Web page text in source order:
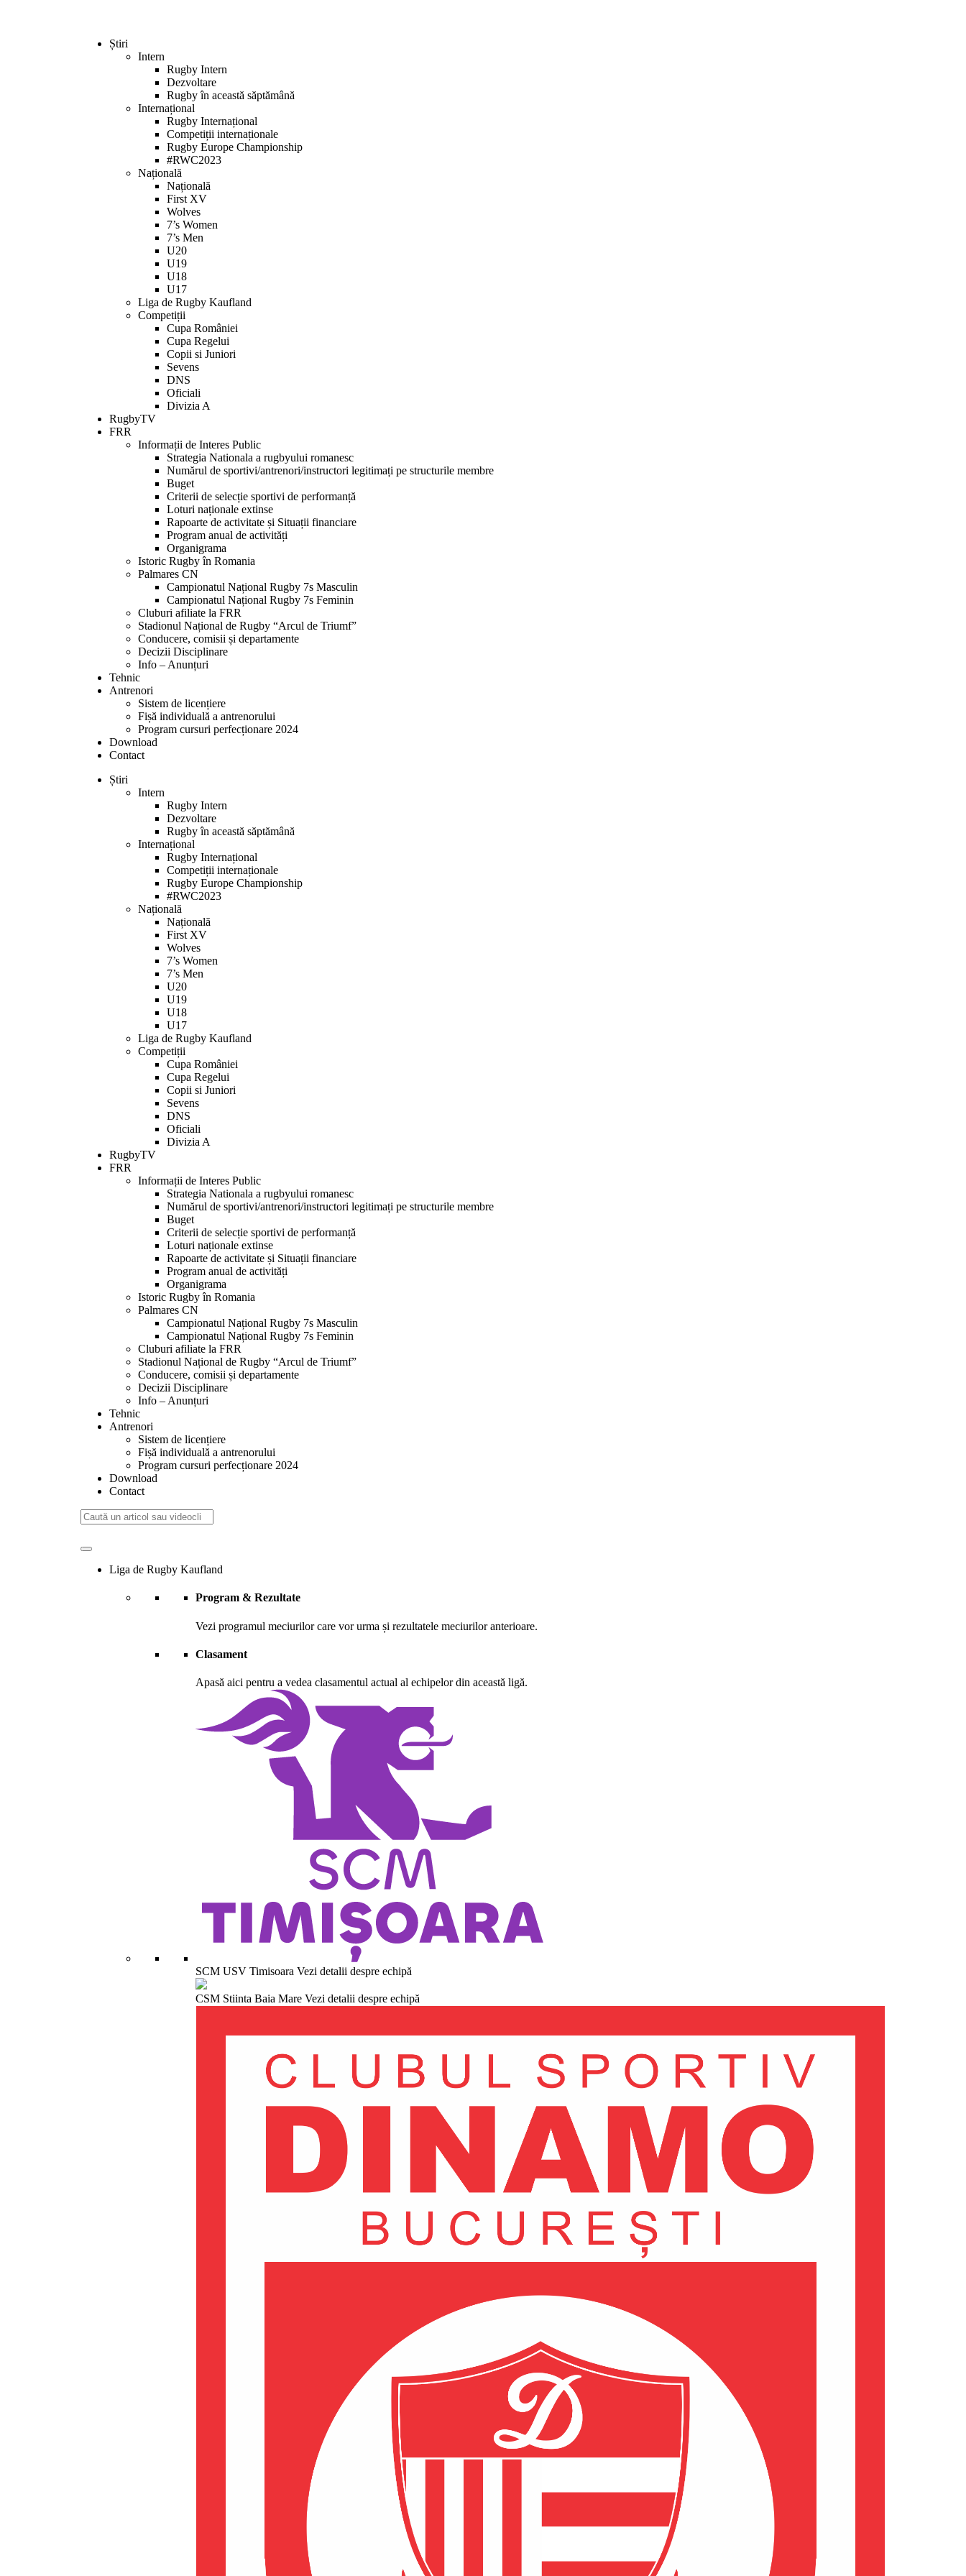
Știri
Intern
Rugby Intern
Dezvoltare
Rugby în această săptămână
Internațional
Rugby Internațional
Competiții internaționale
Rugby Europe Championship
#RWC2023
Națională
Națională
First XV
Wolves
7’s Women
7’s Men
U20
U19
U18
U17
Liga de Rugby Kaufland
Competiții
Cupa României
Cupa Regelui
Copii si Juniori
Sevens
DNS
Oficiali
Divizia A
RugbyTV
FRR
Informații de Interes Public
Strategia Nationala a rugbyului romanesc
Numărul de sportivi/antrenori/instructori legitimați pe structurile membre
Buget
Criterii de selecție sportivi de performanță
Loturi naționale extinse
Rapoarte de activitate și Situații financiare
Program anual de activități
Organigrama
Istoric Rugby în Romania
Palmares CN
Campionatul Național Rugby 7s Masculin
Campionatul Național Rugby 7s Feminin
Cluburi afiliate la FRR
Stadionul Național de Rugby “Arcul de Triumf”
Conducere, comisii și departamente
Decizii Disciplinare
Info – Anunțuri
Tehnic
Antrenori
Sistem de licențiere
Fișă individuală a antrenorului
Program cursuri perfecționare 2024
Download
Contact
Știri
Intern
Rugby Intern
Dezvoltare
Rugby în această săptămână
Internațional
Rugby Internațional
Competiții internaționale
Rugby Europe Championship
#RWC2023
Națională
Națională
First XV
Wolves
7’s Women
7’s Men
U20
U19
U18
U17
Liga de Rugby Kaufland
Competiții
Cupa României
Cupa Regelui
Copii si Juniori
Sevens
DNS
Oficiali
Divizia A
RugbyTV
FRR
Informații de Interes Public
Strategia Nationala a rugbyului romanesc
Numărul de sportivi/antrenori/instructori legitimați pe structurile membre
Buget
Criterii de selecție sportivi de performanță
Loturi naționale extinse
Rapoarte de activitate și Situații financiare
Program anual de activități
Organigrama
Istoric Rugby în Romania
Palmares CN
Campionatul Național Rugby 7s Masculin
Campionatul Național Rugby 7s Feminin
Cluburi afiliate la FRR
Stadionul Național de Rugby “Arcul de Triumf”
Conducere, comisii și departamente
Decizii Disciplinare
Info – Anunțuri
Tehnic
Antrenori
Sistem de licențiere
Fișă individuală a antrenorului
Program cursuri perfecționare 2024
Download
Contact
Liga de Rugby Kaufland
Program & Rezultate
Vezi programul meciurilor care vor urma și rezultatele meciurilor anterioare.
Clasament
Apasă aici pentru a vedea clasamentul actual al echipelor din această ligă.
SCM USV Timisoara Vezi detalii despre echipă
CSM Stiinta Baia Mare Vezi detalii despre echipă